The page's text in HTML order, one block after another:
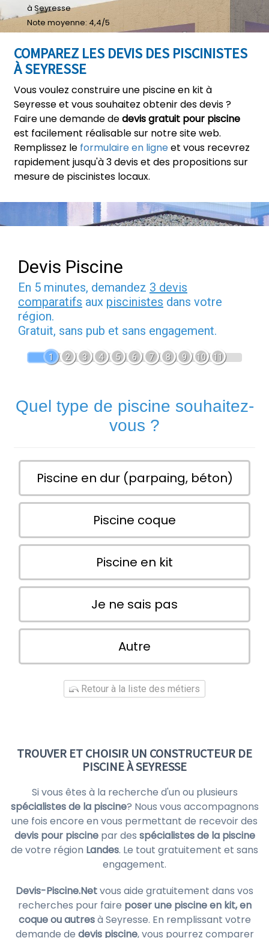
COMPAREZ LES DEVIS DES PISCINISTES
À SEYRESSE
Vous voulez construire une piscine en kit à
Seyresse et vous souhaitez obtenir des devis ?
Faire une demande dedevis gratuit pour piscine
est facilement réalisable sur notre site web.
Remplissez le formulaire en ligneet vous recevrez
rapidement jusqu'à 3 devis et des propositions sur
mesure de piscinistes locaux.
à Seyresse
Note moyenne: 4,4/5
Devis Piscine
En 5 minutes, demandez 3 devis
comparatifs aux piscinistes dans votre
région.
Gratuit, sans pub et sans engagement.
1 2 3 4 5 6 7 8 9 10 11
Quel type de piscine souhaitez-
vous ?
Piscine en dur (parpaing, béton)
Piscine coque
Piscine en kit
Je ne sais pas
Autre
Retour à la liste des métiers
TROUVER ET CHOISIR UN CONSTRUCTEUR DE
PISCINE À SEYRESSE
Si vous êtes à la recherche d'un ou plusieurs
spécialistes de la piscine? Nous vous accompagnons
une fois encore en vous permettant de recevoir des
devis pour piscinepar des spécialistes de la piscine
de votre région Landes. Le tout gratuitement et sans
engagement.
Devis-Piscine.Netvous aide gratuitement dans vos
recherches pour faire poser une piscine en kit, en
coque ou autresà Seyresse. En remplissant votre
demande de devis piscine, vous pourrez comparer